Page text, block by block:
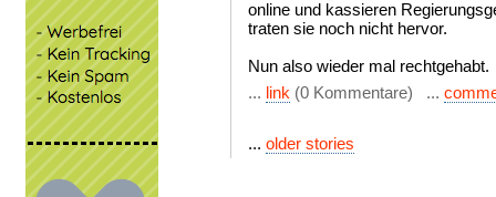
online und kassieren
traten sie noch nicht hervor.
Nun also wieder mal rechtgehabt.
... link (0 Kommentare) ...
... older stories